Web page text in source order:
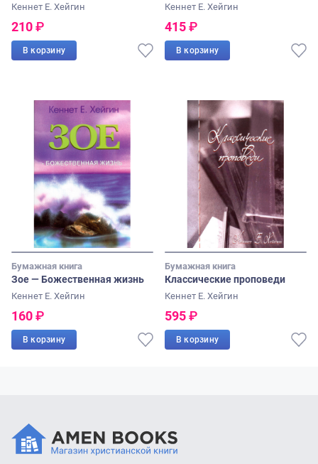
Кеннет Е. Хейгин
210₽
В корзину
Кеннет Е. Хейгин
415₽
В корзину
Бумажная книга
Зое — Божественная жизнь
Кеннет Е. Хейгин
160₽
В корзину
Бумажная книга
Классические проповеди
Кеннет Е. Хейгин
595₽
В корзину